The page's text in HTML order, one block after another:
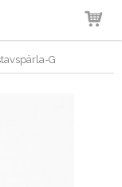
i
G